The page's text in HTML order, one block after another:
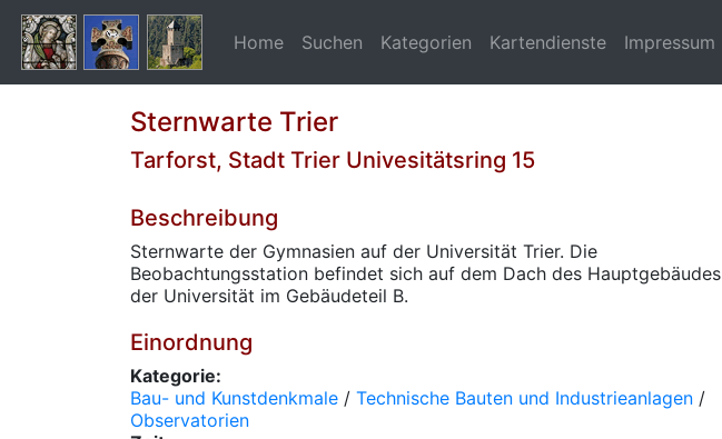
Home Suchen Kategorien Kartendienste Impressum
Sternwarte Trier
Tarforst, Stadt Trier Univesitätsring 15
Beschreibung
Sternwarte der Gymnasien auf der Universität Trier. Die
Beobachtungsstation befindet sich auf dem Dach des Hauptgebäudes
der Universität im Gebäudeteil B.
Einordnung
Kategorie:
Bau- und Kunstdenkmale / Technische Bauten und Industrieanlagen /
Observatorien